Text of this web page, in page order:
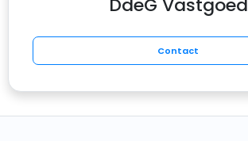
DdeG Vastgoed
Contact